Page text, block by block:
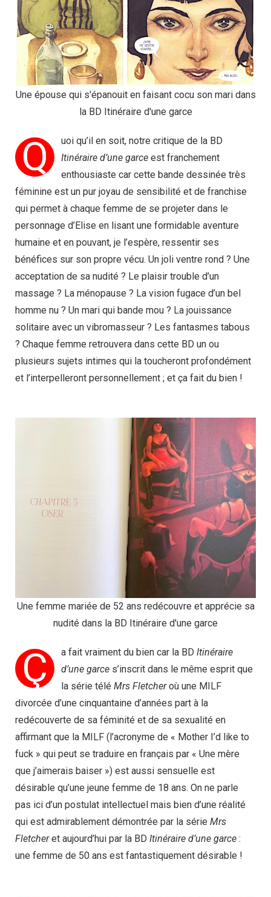
Une épouse qui s'épanouit en faisant cocu son mari dans
la BD Itinéraire d'une garce
Q
uoi qu’il en soit, notre critique de la BD
Itinéraire d’une garce est franchement
enthousiaste car cette bande dessinée très
féminine est un pur joyau de sensibilité et de franchise
qui permet à chaque femme de se projeter dans le
personnage d’Elise en lisant une formidable aventure
humaine et en pouvant, je l’espère, ressentir ses
bénéfices sur son propre vécu. Un joli ventre rond ? Une
acceptation de sa nudité ? Le plaisir trouble d’un
massage ? La ménopause ? La vision fugace d’un bel
homme nu ? Un mari qui bande mou ? La jouissance
solitaire avec un vibromasseur ? Les fantasmes tabous
? Chaque femme retrouvera dans cette BD un ou
plusieurs sujets intimes qui la toucheront profondément
et l’interpelleront personnellement ; et ça fait du bien !
Une femme mariée de 52 ans redécouvre et apprécie sa
nudité dans la BD Itinéraire d'une garce
Ç a fait vraiment du bien car la BD Itinéraire
d’une garce s’inscrit dans le même esprit que
la série télé Mrs Fletcheroù une MILF
divorcée d’une cinquantaine d’années part à la
redécouverte de sa féminité et de sa sexualité en
affirmant que la MILF (l’acronyme de « Mother I’d like to
fuck » qui peut se traduire en français par « Une mère
que j’aimerais baiser ») est aussi sensuelle est
désirable qu’une jeune femme de 18 ans. On ne parle
pas ici d’un postulat intellectuel mais bien d’une réalité
qui est admirablement démontrée par la série Mrs
Fletcheret aujourd’hui par la BD Itinéraire d’une garce :
une femme de 50 ans est fantastiquement désirable !